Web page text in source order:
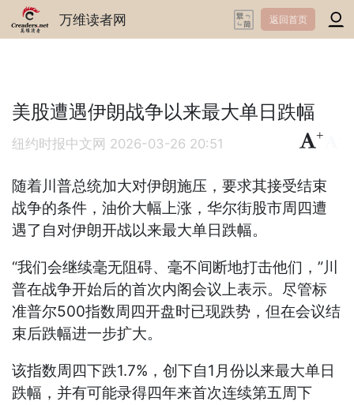
万维读者网 返回首页
美股遭遇伊朗战争以来最大单日跌幅
纽约时报中文网 2026-03-26 20:51
+
随着川普总统加大对伊朗施压，要求其接受结束
战争的条件，油价大幅上涨，华尔街股市周四遭
遇了自对伊朗开战以来最大单日跌幅。
“我们会继续毫无阻碍、毫不间断地打击他们，”川
普在战争开始后的首次内阁会议上表示。尽管标
准普尔500指数周四开盘时已现跌势，但在会议结
束后跌幅进一步扩大。
该指数周四下跌1.7%，创下自1月份以来最大单日
跌幅，并有可能录得四年来首次连续第五周下